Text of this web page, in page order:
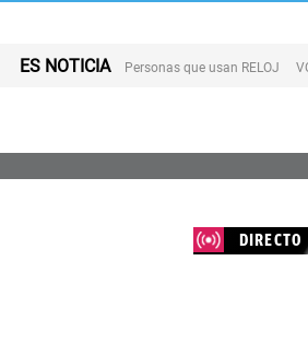
ES NOTICIA Personas que usan RELOJ
DIRECTO